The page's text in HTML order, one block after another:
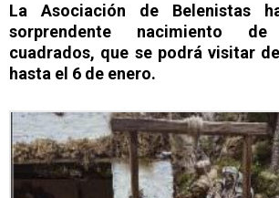
La Asociación de Belenistas
sorprendente nacimiento
cuadrados, que se podrá visitar
hasta el 6 de enero.